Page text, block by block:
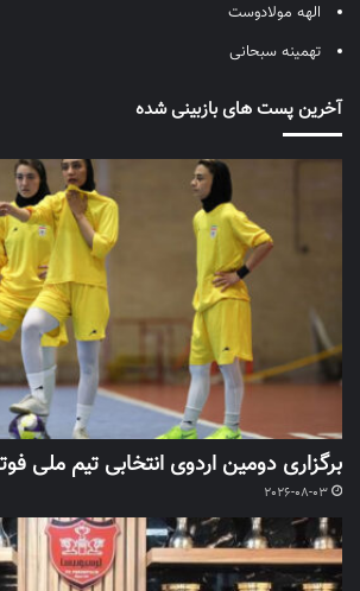
الهه مولادوست
تهمینه سبحانی
آخرین پست های بازبینی شده
برگزاری دومین اردوی انتخابی تیم ملی
2026-08-03